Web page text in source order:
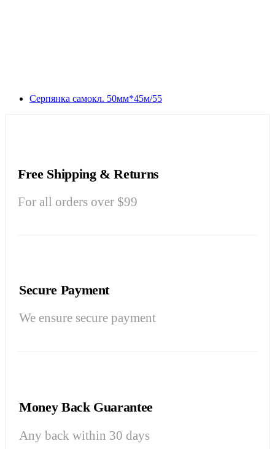
Серпянка самокл. 50мм*45м/55
Free Shipping & Returns
For all orders over $99
Secure Payment
We ensure secure payment
Money Back Guarantee
Any back within 30 days